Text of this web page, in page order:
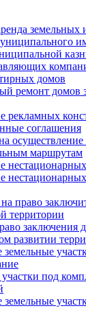
земельных
домов
ремонт домов
рекламных
соглашения
осуществление
маршрутам
право
территории
заключения
развитии
под